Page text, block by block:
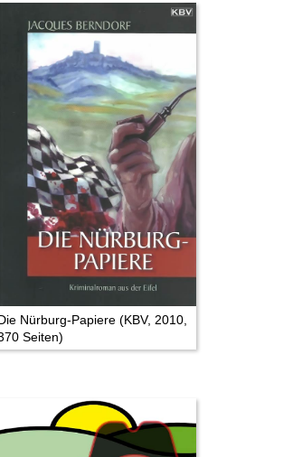
Die dunkle Seite
Mythen, Märchen & Legenden (2025)
Sightseeing:
Die Eifel entdecken
Eifelevents
Eifelkarte:
Drehorte & Tatorte
Eifelkrimi: Keine Gutenachtgeschichte
Die Autoren
Die Stars:
Wer hat wo gedreht?
Nürburg-Papiere (KBV, 2010,
Seiten)